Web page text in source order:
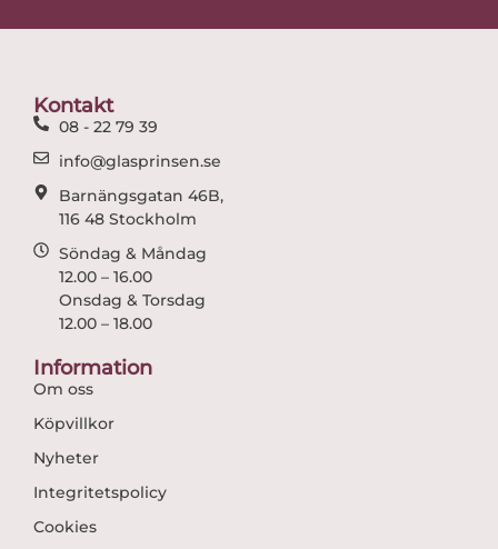
Kontakt
08 - 22 79 39
info@glasprinsen.se
Barnängsgatan 46B,
116 48 Stockholm
Söndag & Måndag
12.00 – 16.00
Onsdag & Torsdag
12.00 – 18.00
Information
Om oss
Köpvillkor
Nyheter
Integritetspolicy
Cookies